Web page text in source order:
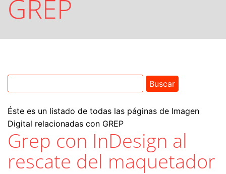
GREP
Éste es un listado de todas las páginas de Imagen
Digital relacionadas con GREP
Grep con InDesign al
rescate del maquetador